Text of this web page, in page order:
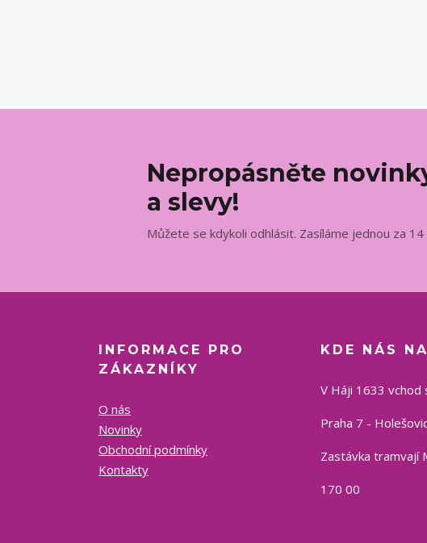
Nepropásněte
a slevy!
Můžete se kdykoli odhlásit. Zasíláme jednou za 14
INFORMACE PRO
ZÁKAZNÍKY
O nás
Novinky
Obchodní podmínky
Kontakty
KDE NÁS
V Háji 1633 vchod
Praha 7 -
Zastávka tramvají
170 00